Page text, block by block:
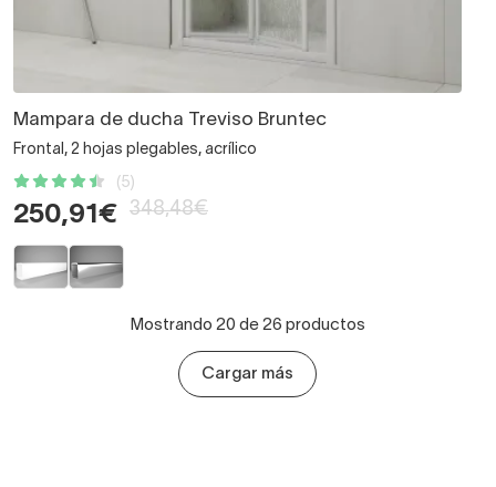
Mampara de ducha Treviso Bruntec
Frontal, 2 hojas plegables, acrílico
(5)
250,91€ 348,48€
Mostrando 20 de 26 productos
Cargar más